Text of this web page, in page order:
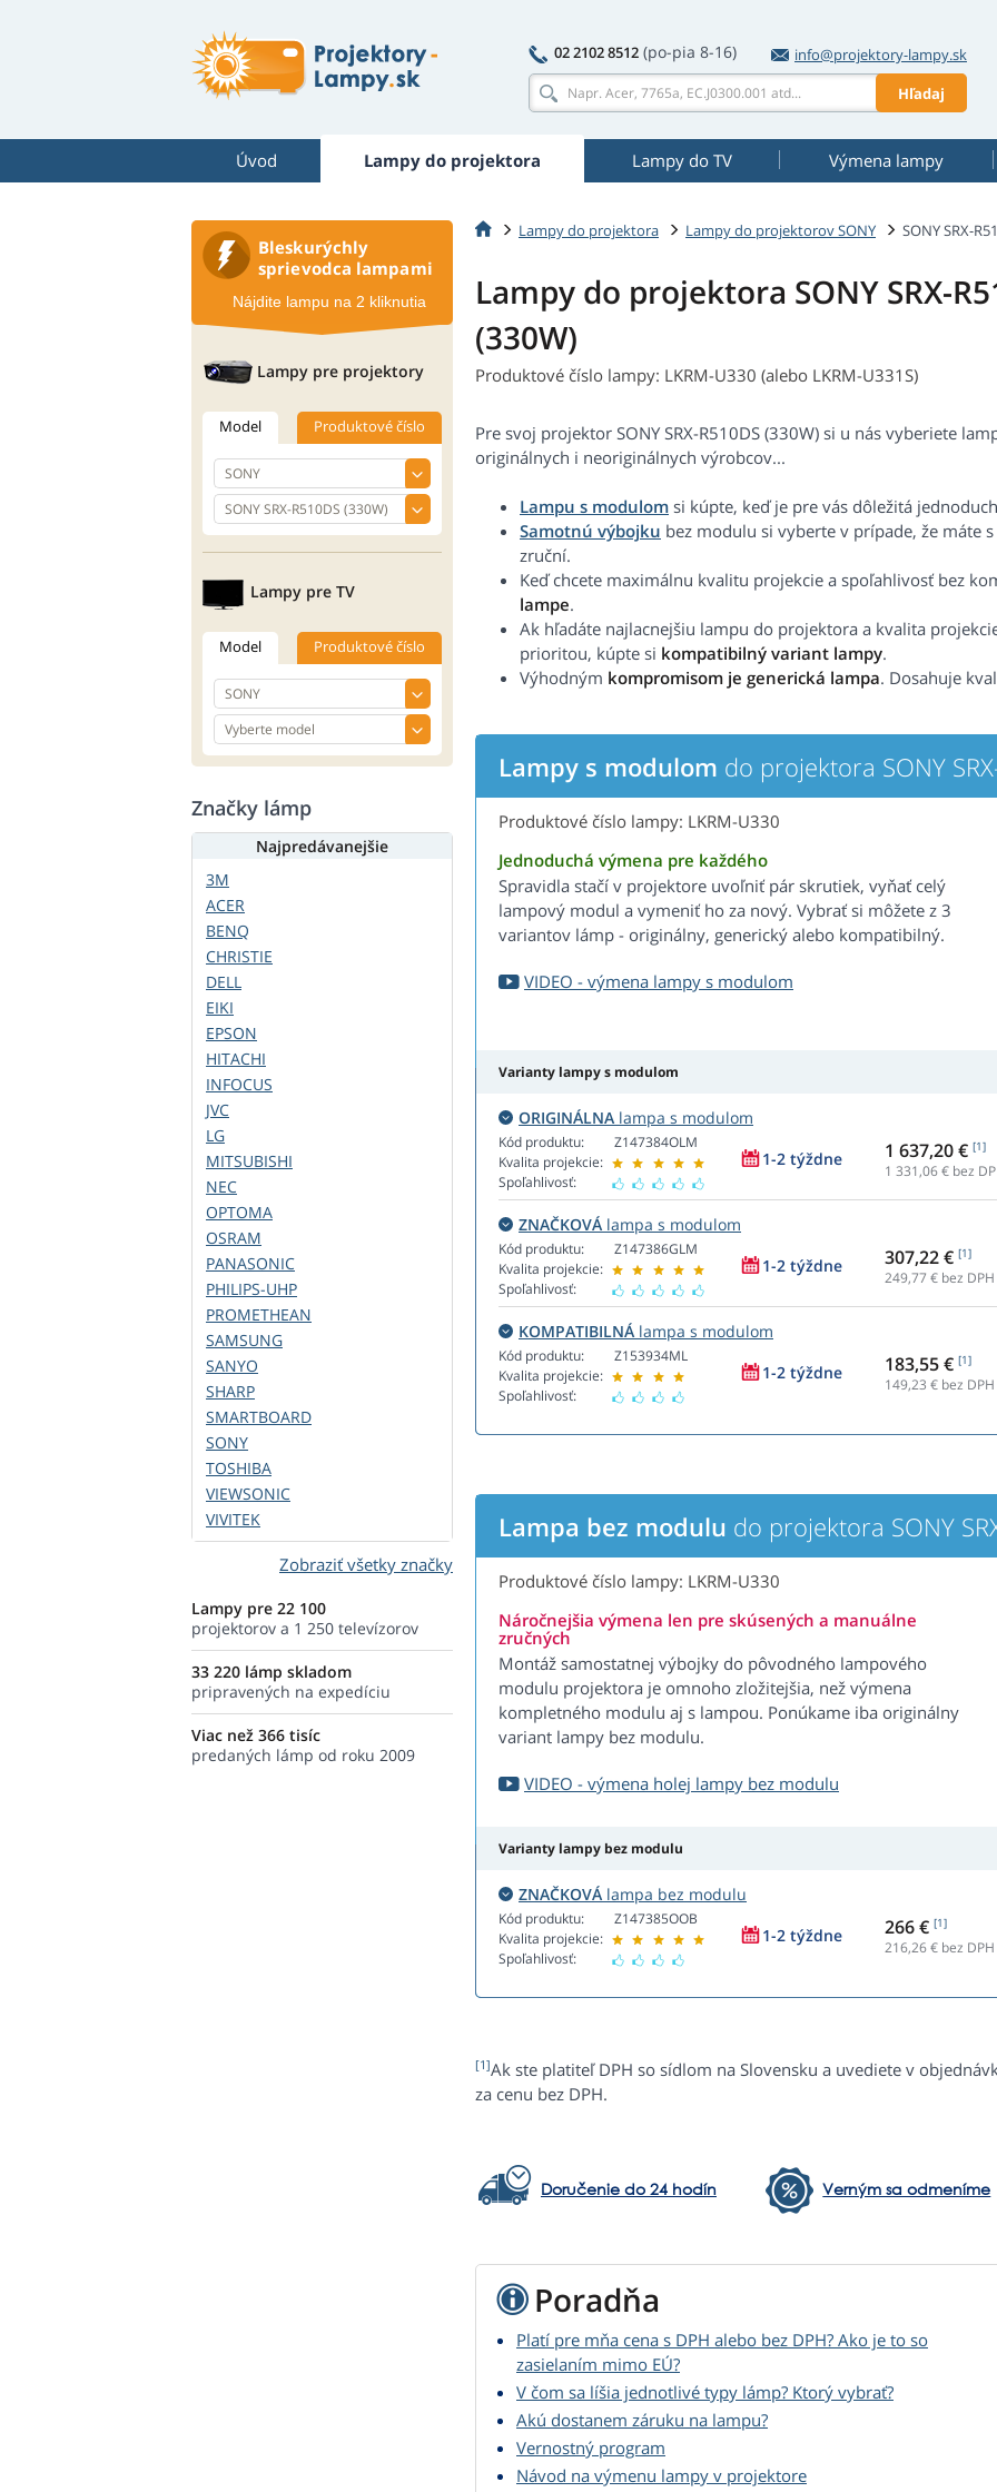
02 2102 8512 (po-pia 8-16)
info@projektory-lampy.sk
Hľadaj
Úvod Lampy do projektora Lampy do TV Výmena lampy
Lampy do projektora Lampy do projektorov SONY SONY SRX-
Lampy do projektora SONY SRX-
(330W)
Produktové číslo lampy: LKRM-U330 (alebo LKRM-U331S)
Pre svoj projektor SONY SRX-R510DS (330W) si u nás vyberiete
originálnych i neoriginálnych výrobcov...
Lampu s modulom si kúpte, keď je pre vás dôležitá
Samotnú výbojku bez modulu si vyberte v prípade, že máte
zruční.
Keď chcete maximálnu kvalitu projekcie a spoľahlivosť bez
lampe.
Ak hľadáte najlacnejšiu lampu do projektora a kvalita
prioritou, kúpte si kompatibilný variant lampy.
Výhodným kompromisom je generická lampa. Dosahuje
Lampy s modulom do projektora SONY
Produktové číslo lampy: LKRM-U330
Jednoduchá výmena pre každého
Spravidla stačí v projektore uvoľniť pár skrutiek, vyňať celý
lampový modul a vymeniť ho za nový. Vybrať si môžete z 3
variantov lámp - originálny, generický alebo kompatibilný.
VIDEO - výmena lampy s modulom
Varianty lampy s modulom
ORIGINÁLNA lampa s modulom
Kód produktu:
Kvalita projekcie:
Spoľahlivosť:
Z147384OLM
1-2 týždne 1 637,20 € [1]
1 331,06€ bez
ZNAČKOVÁ lampa s modulom
Kód produktu:
Kvalita projekcie:
Spoľahlivosť:
Z147386GLM
1-2 týždne 307,22 € [1]
249,77 € bez DPH
KOMPATIBILNÁ lampa s modulom
Kód produktu:
Kvalita projekcie:
Spoľahlivosť:
Z153934ML
1-2 týždne 183,55 € [1]
149,23 € bez DPH
Lampa bez modulu do projektora SONY
Produktové číslo lampy: LKRM-U330
Náročnejšia výmena len pre skúsených a manuálne
zručných
Montáž samostatnej výbojky do pôvodného lampového
modulu projektora je omnoho zložitejšia, než výmena
kompletného modulu aj s lampou. Ponúkame iba originálny
variant lampy bez modulu.
VIDEO - výmena holej lampy bez modulu
Varianty lampy bez modulu
ZNAČKOVÁ lampa bez modulu
Kód produktu:
Kvalita projekcie:
Spoľahlivosť:
Z147385OOB
1-2 týždne 266 € [1]
216,26€ bez DPH
[1]Ak ste platiteľ DPH so sídlom na Slovensku a uvediete v
za cenu bez DPH.
Doručenie do 24 hodín Verným sa odmeníme
Poradňa
Platí pre mňa cena s DPH alebo bez DPH? Ako je to so
zasielaním mimo EÚ?
V čom sa líšia jednotlivé typy lámp? Ktorý vybrať?
Akú dostanem záruku na lampu?
Vernostný program
Návod na výmenu lampy v projektore
Bleskurýchly
sprievodca lampami
Nájdite lampu na 2 kliknutia
Lampy pre projektory
Model Produktové číslo
Lampy pre TV
Model Produktové číslo
Značky lámp
Najpredávanejšie
3M
ACER
BENQ
CHRISTIE
DELL
EIKI
EPSON
HITACHI
INFOCUS
JVC
LG
MITSUBISHI
NEC
OPTOMA
OSRAM
PANASONIC
PHILIPS-UHP
PROMETHEAN
SAMSUNG
SANYO
SHARP
SMARTBOARD
SONY
TOSHIBA
VIEWSONIC
VIVITEK
Zobraziť všetky značky
Lampy pre 22 100
projektorov a 1 250 televízorov
33 220 lámp skladom
pripravených na expedíciu
Viac než 366 tisíc
predaných lámp od roku 2009